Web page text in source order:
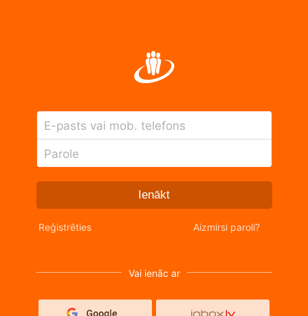
E-pasts vai mob. telefons
Parole
Ienākt
Reģistrēties Aizmirsi paroli?
Vai ienāc ar